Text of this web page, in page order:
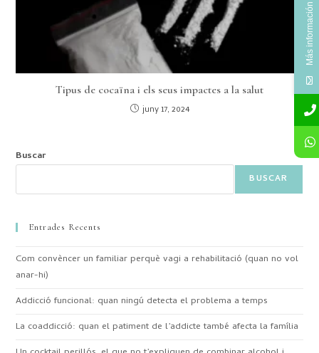
Tipus de cocaïna i els seus impactes a la salut
juny 17, 2024
Buscar
BUSCAR
Entrades Recents
Com convèncer un familiar perquè vagi a rehabilitació (quan no vol
anar-hi)
Addicció funcional: quan ningú detecta el problema a temps
La coaddicció: quan el patiment de l’addicte també afecta la família
Más información